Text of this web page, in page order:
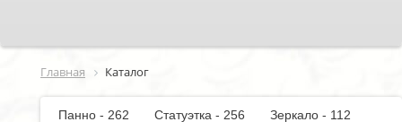
Главная Каталог
Панно - 262 Статуэтка - 256
Зеркало - 112